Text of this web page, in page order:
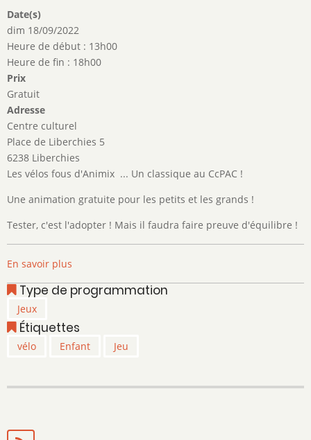
Date(s)
dim 18/09/2022
Heure de début : 13h00
Heure de fin : 18h00
Prix
Gratuit
Adresse
Centre culturel
Place de Liberchies 5
6238 Liberchies
Les vélos fous d'Animix ... Un classique au CcPAC !
Une animation gratuite pour les petits et les grands !
Tester, c'est l'adopter ! Mais il faudra faire preuve d'équilibre !
En savoir plus
Les
vélos
d'Animix
Type de programmation
Jeux
Étiquettes
vélo Enfant Jeu